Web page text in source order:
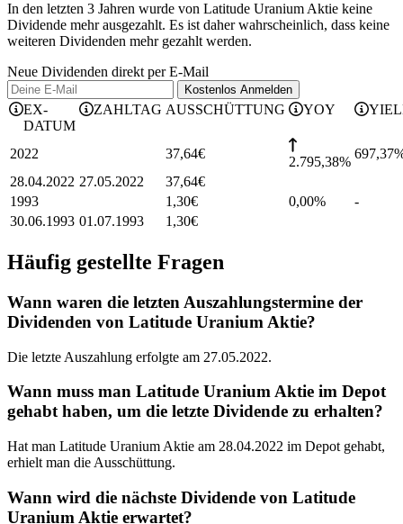
In den letzten 3 Jahren wurde von Latitude Uranium Aktie keine
Dividende mehr ausgezahlt. Es ist daher wahrscheinlich, dass keine
weiteren Dividenden mehr gezahlt werden.
Neue Dividenden direkt per E-Mail
Kostenlos Anmelden
EX-
DATUM
ZAHLTAG AUSSCHÜTTUNG YOY
2022 37,64€
2.795,38%
697,37
28.04.2022 27.05.2022 37,64€
1993
1,30€ 0,00%
-
30.06.1993 01.07.1993 1,30€
Häufig gestellte Fragen
Wann waren die letzten Auszahlungstermine der
Dividenden von Latitude Uranium Aktie?
Die letzte Auszahlung erfolgte am 27.05.2022.
Wann muss man Latitude Uranium Aktie im Depot
gehabt haben, um die letzte Dividende zu erhalten?
Hat man Latitude Uranium Aktie am 28.04.2022 im Depot gehabt,
erhielt man die Ausschüttung.
Wann wird die nächste Dividende von Latitude
Uranium Aktie erwartet?